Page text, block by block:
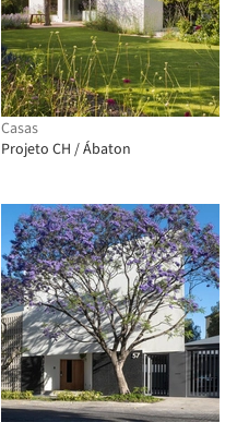
Casas
Projeto CH / Ábaton